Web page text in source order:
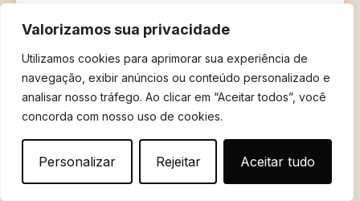
Valorizamos sua privacidade
Utilizamos cookies para aprimorar sua experiência de
navegação, exibir anúncios ou conteúdo personalizado e
analisar nosso tráfego. Ao clicar em “Aceitar todos”, você
concorda com nosso uso de cookies.
Personalizar Rejeitar Aceitar tudo
16 de janeiro de 2022